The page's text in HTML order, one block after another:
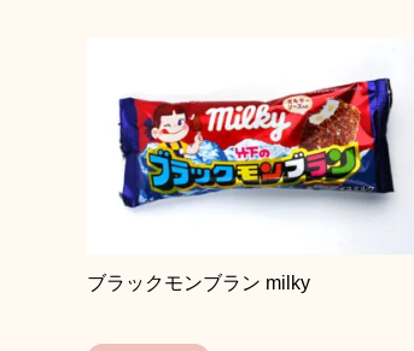
ブラックモンブラン milky